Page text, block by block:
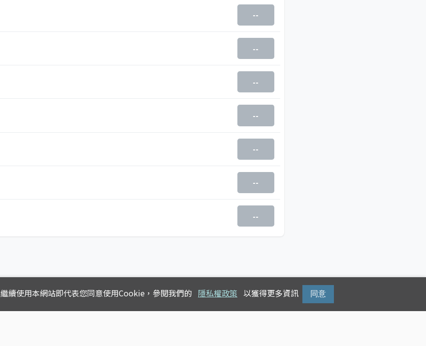
--
--
--
--
--
--
--
繼續使用本網站即代表您同意使用Cookie，參閱我們的 隱私權政策 以獲得更多資訊 同意